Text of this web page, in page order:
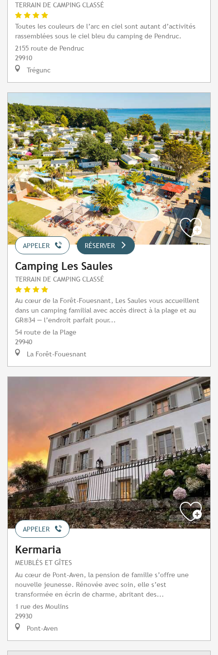
TERRAIN DE CAMPING CLASSÉ
Toutes les couleurs de l’arc en ciel sont autant d’activités
rassemblées sous le ciel bleu du camping de Pendruc.
2155 route de Pendruc
29910
Trégunc
APPELER RÉSERVER
Camping Les Saules
TERRAIN DE CAMPING CLASSÉ
Au cœur de la Forêt-Fouesnant, Les Saules vous accueillent
dans un camping familial avec accès direct à la plage et au
GR®34 — l’endroit parfait pour...
54 route de la Plage
29940
La Forêt-Fouesnant
APPELER
Kermaria
MEUBLÉS ET GÎTES
Au cœur de Pont-Aven, la pension de famille s’offre une
nouvelle jeunesse. Rénovée avec soin, elle s’est
transformée en écrin de charme, abritant des...
1 rue des Moulins
29930
Pont-Aven